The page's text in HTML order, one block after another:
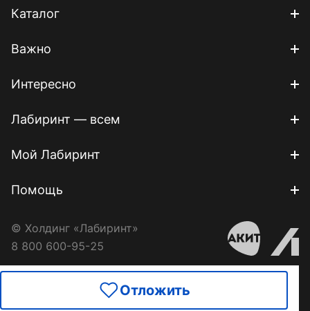
Отложить
Каталог
Важно
Интересно
Лабиринт — всем
Мой Лабиринт
Помощь
© Холдинг «Лабиринт»
8 800 600-95-25